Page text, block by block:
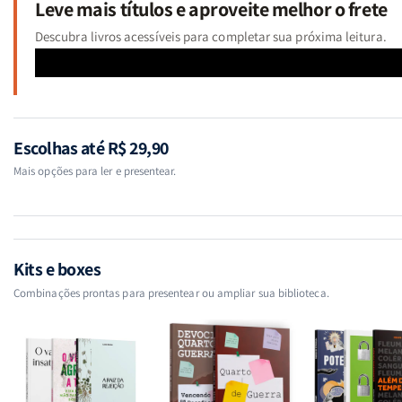
Leve mais títulos e aproveite melhor o frete
Descubra livros acessíveis para completar sua próxima leitura.
Escolhas até R$ 29,90
Mais opções para ler e presentear.
Kits e boxes
Combinações prontas para presentear ou ampliar sua biblioteca.